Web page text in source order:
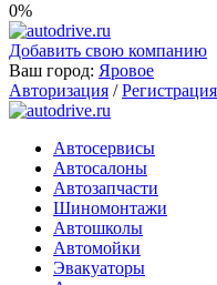
0%
Добавить свою компанию
Ваш город: Яровое
Авторизация / Регистрация
Автосервисы
Автосалоны
Автозапчасти
Шиномонтажи
Автошколы
Автомойки
Эвакуаторы